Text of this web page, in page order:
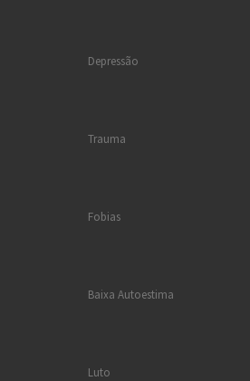
Depressão
Trauma
Fobias
Baixa Autoestima
Luto